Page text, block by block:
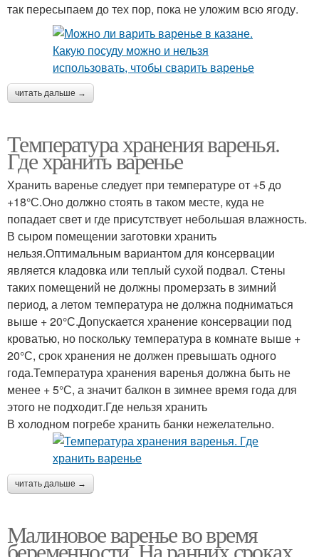
так пересыпаем до тех пор, пока не уложим всю ягоду.
читать дальше →
Температура хранения варенья.
Где хранить варенье
Хранить варенье следует при температуре от +5 до
+18°С.Оно должно стоять в таком месте, куда не
попадает свет и где присутствует небольшая влажность.
В сыром помещении заготовки хранить
нельзя.Оптимальным вариантом для консервации
является кладовка или теплый сухой подвал. Стены
таких помещений не должны промерзать в зимний
период, а летом температура не должна подниматься
выше + 20°С.Допускается хранение консервации под
кроватью, но поскольку температура в комнате выше +
20°С, срок хранения не должен превышать одного
года.Температура хранения варенья должна быть не
менее + 5°С, а значит балкон в зимнее время года для
этого не подходит.Где нельзя хранить
В холодном погребе хранить банки нежелательно.
читать дальше →
Малиновое варенье во время